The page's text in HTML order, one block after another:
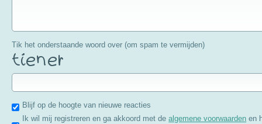
Tik het onderstaande woord over (om spam te vermijden)
Blijf op de hoogte van nieuwe reacties
Ik wil mij registreren en ga akkoord met dealgemene voorwaarden en